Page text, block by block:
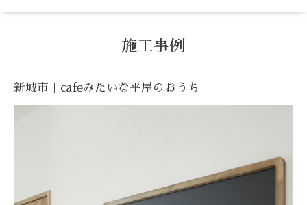
施工事例
新城市｜cafeみたいな平屋のおうち